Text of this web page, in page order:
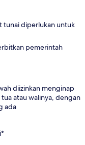
tunai diperlukan untuk
pemerintah
diizinkan menginap
atau walinya, dengan
ada